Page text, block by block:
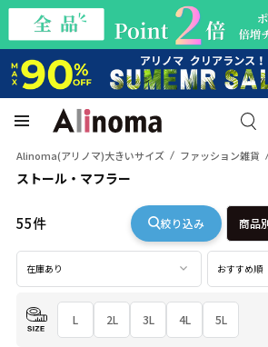
Alinoma(アリノマ)大きいサイズ ファッション雑貨
ストール・マフラー
55件 絞り込み 商品
在庫あり おすすめ順
L 2L 3L 4L 5L